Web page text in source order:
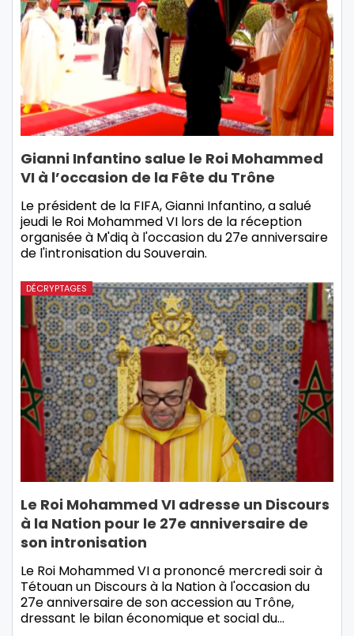
Gianni Infantino salue le Roi Mohammed
VI à l’occasion de la Fête du Trône
Le président de la FIFA, Gianni Infantino, a salué
jeudi le Roi Mohammed VI lors de la réception
organisée à M'diq à l'occasion du 27e anniversaire
de l'intronisation du Souverain.
DÉCRYPTAGES
Le Roi Mohammed VI adresse un Discours
à la Nation pour le 27e anniversaire de
son intronisation
Le Roi Mohammed VI a prononcé mercredi soir à
Tétouan un Discours à la Nation à l'occasion du
27e anniversaire de son accession au Trône,
dressant le bilan économique et social du…